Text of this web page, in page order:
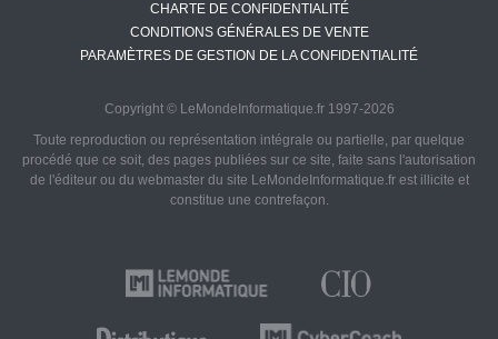
CHARTE DE CONFIDENTIALITÉ
CONDITIONS GÉNÉRALES DE VENTE
PARAMÈTRES DE GESTION DE LA CONFIDENTIALITÉ
Copyright © LeMondeInformatique.fr 1997-2026
Toute reproduction ou représentation intégrale ou partielle, par quelque
procédé que ce soit, des pages publiées sur ce site, faite sans l'autorisation
de l'éditeur ou du webmaster du site LeMondeInformatique.fr est illicite et
constitue une contrefaçon.